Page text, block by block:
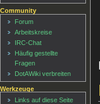
Community
Forum
Arbeitskreise
IRC-Chat
Häufig gestellte
Fragen
DotAWiki verbreiten
Werkzeuge
Links auf diese Seite